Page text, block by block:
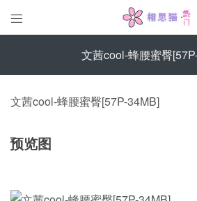

文茜cool-蜂腰蜜臀
文茜cool-蜂腰蜜臀[57P-34MB]
预览图